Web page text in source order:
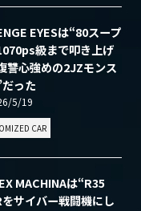
EYESは“80スープ
級まで叩き上げ
讐心強めの2JZモンス
った
5/19
CAR
MACHINAは“R35
サイバー戦闘機にし